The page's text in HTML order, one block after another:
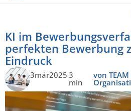
KI im
perfekten Bewerbung
Eindruck
3mär2025 3
min
von TEAM